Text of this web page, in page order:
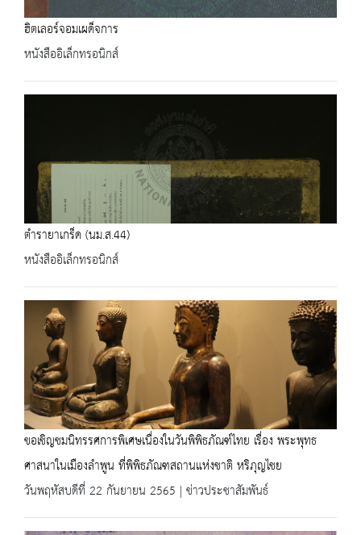
ฮิตเลอร์จอมเผด็จการ
หนังสืออิเล็กทรอนิกส์
ตำรายาเกร็ด (นม.ส.44)
หนังสืออิเล็กทรอนิกส์
ขอเชิญชมนิทรรศการพิเศษเนื่องในวันพิพิธภัณฑ์ไทย เรื่อง พระพุทธ
ศาสนาในเมืองลำพูน ที่พิพิธภัณฑสถานแห่งชาติ หริภุญไชย
วันพฤหัสบดีที่ 22 กันยายน 2565 | ข่าวประชาสัมพันธ์